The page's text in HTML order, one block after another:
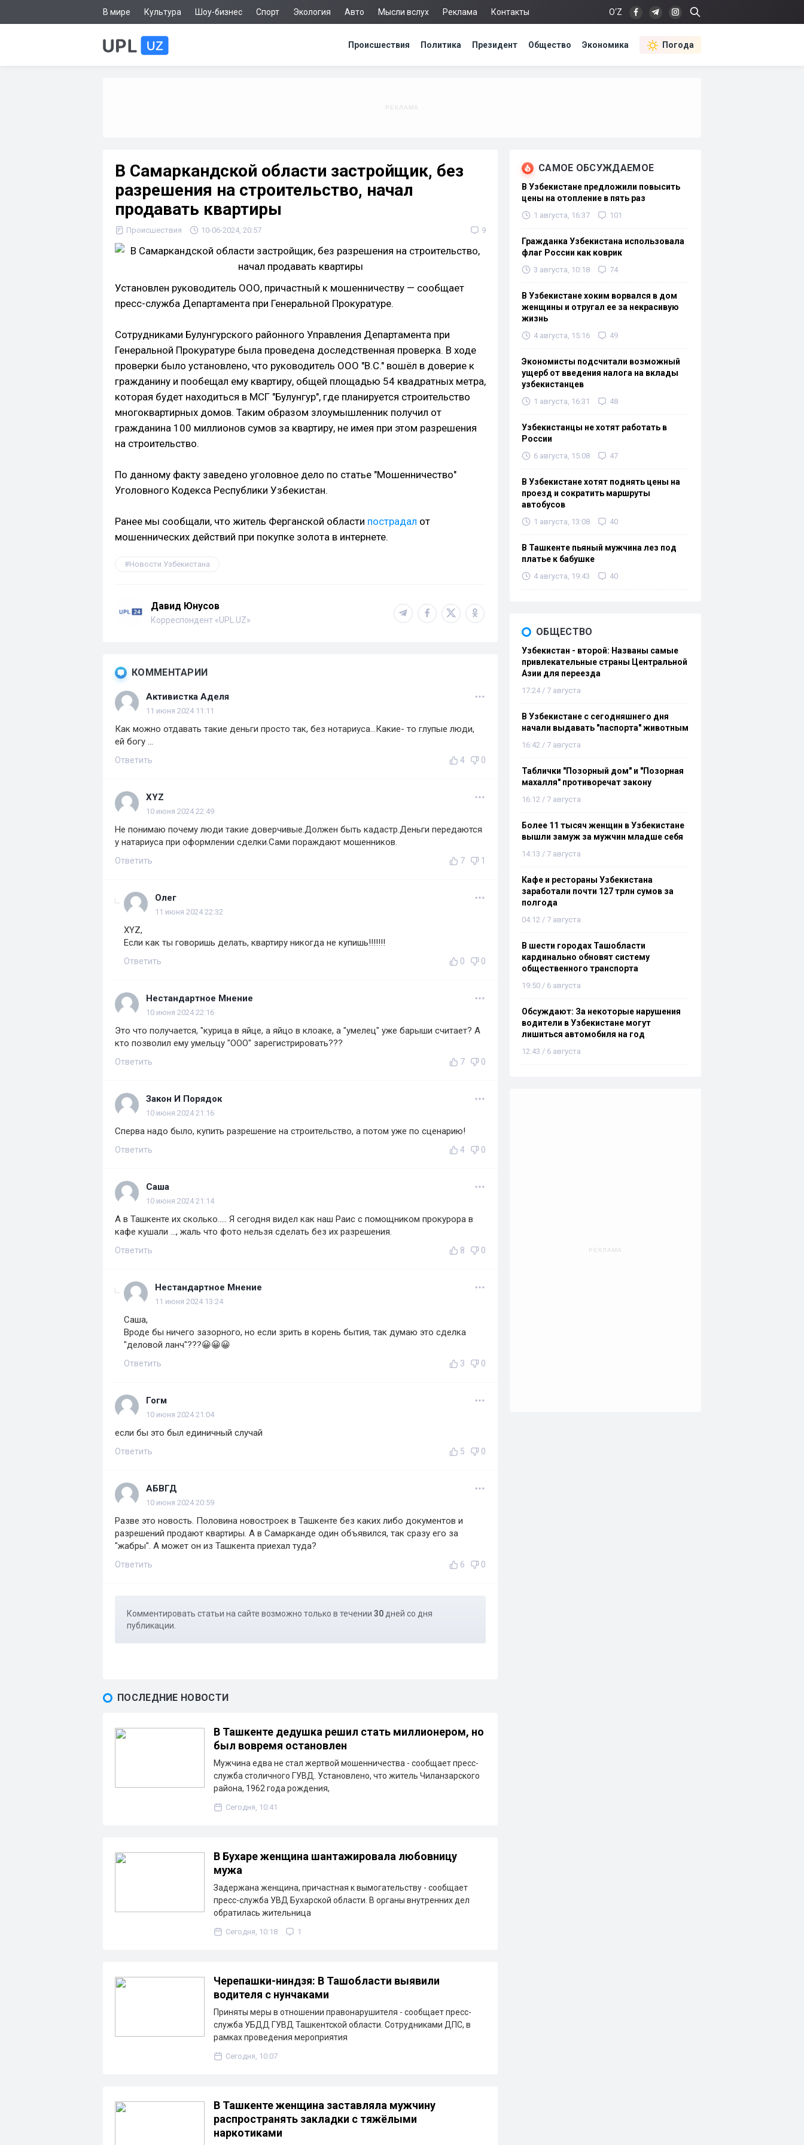
В мире Культура Шоу-бизнес Спорт Экология Авто Мысли вслух Реклама Контакты O‘Z
Происшествия Политика Президент Общество Экономика Погода
В Самаркандской области застройщик, без
разрешения на строительство, начал
продавать квартиры
Происшествия 10-06-2024, 20:57 9
Установлен руководитель ООО, причастный к мошенничеству — сообщает
пресс-служба Департамента при Генеральной Прокуратуре.
Сотрудниками Булунгурского районного Управления Департамента при
Генеральной Прокуратуре была проведена доследственная проверка. В ходе
проверки было установлено, что руководитель ООО "B.С." вошёл в доверие к
гражданину и пообещал ему квартиру, общей площадью 54 квадратных метра,
которая будет находиться в МСГ "Булунгур", где планируется строительство
многоквартирных домов. Таким образом злоумышленник получил от
гражданина 100 миллионов сумов за квартиру, не имея при этом разрешения
на строительство.
По данному факту заведено уголовное дело по статье "Мошенничество"
Уголовного Кодекса Республики Узбекистан.
Ранее мы сообщали, что житель Ферганской области пострадал от
мошеннических действий при покупке золота в интернете.
Новости Узбекистана
Давид Юнусов
Корреспондент «UPL.UZ»
КОММЕНТАРИИ
Активистка Аделя
11 июня 2024 11:11
Как можно отдавать такие деньги просто так, без нотариуса...Какие- то глупые люди,
ей богу ...
Ответить 4 0
XYZ
10 июня 2024 22:49
Не понимаю почему люди такие доверчивые.Должен быть кадастр.Деньги передаются
у натариуса при оформлении сделки.Сами пораждают мошенников.
Ответить 7 1
Олег
11 июня 2024 22:32
XYZ,
Если как ты говоришь делать, квартиру никогда не купишь!!!!!!!
Ответить 0 0
Нестандартное Мнение
10 июня 2024 22:16
Это что получается, "курица в яйце, а яйцо в клоаке, а "умелец" уже барыши считает? А
кто позволил ему умельцу "ООО" зарегистрировать???
Ответить 7 0
Закон И Порядок
10 июня 2024 21:16
Сперва надо было, купить разрешение на строительство, а потом уже по сценарию!
Ответить 4 0
Саша
10 июня 2024 21:14
А в Ташкенте их сколько..... Я сегодня видел как наш Раис с помощником прокурора в
кафе кушали ..., жаль что фото нельзя сделать без их разрешения.
Ответить 8 0
Нестандартное Мнение
11 июня 2024 13:24
Саша,
Вроде бы ничего зазорного, но если зрить в корень бытия, так думаю это сделка
"деловой ланч"???😀😀😀
Ответить 3 0
Гогм
10 июня 2024 21:04
если бы это был единичный случай
Ответить 5 0
АБВГД
10 июня 2024 20:59
Разве это новость. Половина новостроек в Ташкенте без каких либо документов и
разрешений продают квартиры. А в Самарканде один объявился, так сразу его за
"жабры". А может он из Ташкента приехал туда?
Ответить 6 0
Комментировать статьи на сайте возможно только в течении 30 дней со дня
публикации.
ПОСЛЕДНИЕ НОВОСТИ
В Ташкенте дедушка решил стать миллионером, но
был вовремя остановлен
Мужчина едва не стал жертвой мошенничества - сообщает пресс-
служба столичного ГУВД. Установлено, что житель Чиланзарского
района, 1962 года рождения,
Сегодня, 10:41
В Бухаре женщина шантажировала любовницу
мужа
Задержана женщина, причастная к вымогательству - сообщает
пресс-служба УВД Бухарской области. В органы внутренних дел
обратилась жительница
Сегодня, 10:18 1
Черепашки-ниндзя: В Ташобласти выявили
водителя с нунчаками
Приняты меры в отношении правонарушителя - сообщает пресс-
служба УБДД ГУВД Ташкентской области. Сотрудниками ДПС, в
рамках проведения мероприятия
Сегодня, 10:07
В Ташкенте женщина заставляла мужчину
распространять закладки с тяжёлыми
наркотиками
САМОЕ ОБСУЖДАЕМОЕ
В Узбекистане предложили повысить
цены на отопление в пять раз
1 августа, 16:37 101
Гражданка Узбекистана использовала
флаг России как коврик
3 августа, 10:18 74
В Узбекистане хоким ворвался в дом
женщины и отругал ее за некрасивую
жизнь
4 августа, 15:16 49
Экономисты подсчитали возможный
ущерб от введения налога на вклады
узбекистанцев
1 августа, 16:31 48
Узбекистанцы не хотят работать в
России
6 августа, 15:08 47
В Узбекистане хотят поднять цены на
проезд и сократить маршруты
автобусов
1 августа, 13:08 40
В Ташкенте пьяный мужчина лез под
платье к бабушке
4 августа, 19:43 40
ОБЩЕСТВО
Узбекистан - второй: Названы самые
привлекательные страны Центральной
Азии для переезда
17:24 / 7 августа
В Узбекистане с сегодняшнего дня
начали выдавать "паспорта" животным
16:42 / 7 августа
Таблички "Позорный дом" и "Позорная
махалля" противоречат закону
16:12 / 7 августа
Более 11 тысяч женщин в Узбекистане
вышли замуж за мужчин младше себя
14:13 / 7 августа
Кафе и рестораны Узбекистана
заработали почти 127 трлн сумов за
полгода
04:12 / 7 августа
В шести городах Ташобласти
кардинально обновят систему
общественного транспорта
19:50 / 6 августа
Обсуждают: За некоторые нарушения
водители в Узбекистане могут
лишиться автомобиля на год
12:43 / 6 августа